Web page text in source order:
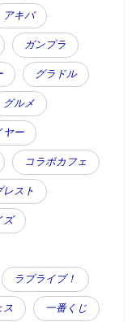
アキバ
ガンプラ
グラドル
グルメ
ヤー
コラボカフェ
レスト
ズ
ラブライブ！
ス 一番くじ